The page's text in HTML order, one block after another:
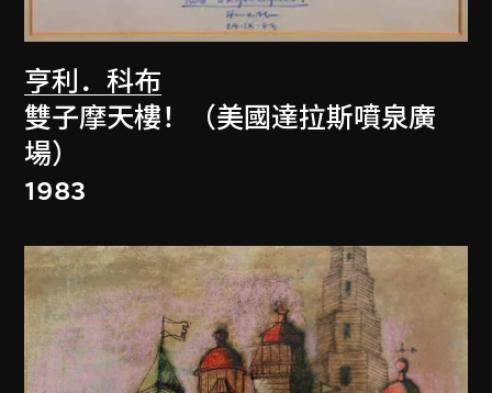
亨利．科布
雙子摩天樓！（美國達拉斯噴泉廣
場）
1983